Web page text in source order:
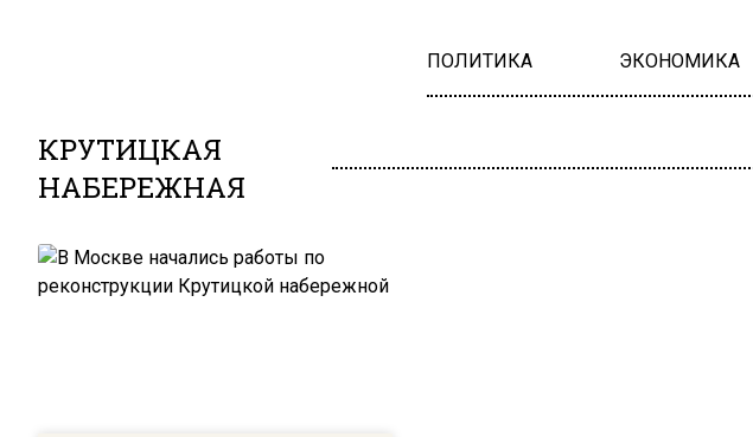
ПОЛИТИКА ЭКОНОМИКА
КРУТИЦКАЯ
НАБЕРЕЖНАЯ